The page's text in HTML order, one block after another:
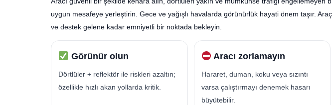
uygun mesafeye yerleştirin. Gece ve yağışlı havalarda görünürlük hayati önem taşır.
ve destek gelene kadar emniyetli bir noktada bekleyin.
Görünür olun
Dörtlüler + reflektör ile riskleri azaltın;
özellikle hızlı akan yollarda kritik.
Aracı zorlamayın
Hararet, duman, koku veya sızıntı
varsa çalıştırmayı denemek hasarı
büyütebilir.